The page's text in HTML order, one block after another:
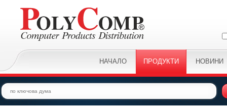
НАЧАЛО ПРОДУКТИ НОВИНИ